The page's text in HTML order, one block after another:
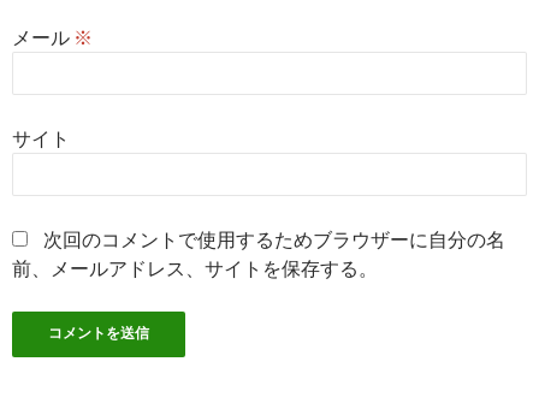
メール ※
サイト
次回のコメントで使用するためブラウザーに自分の名
前、メールアドレス、サイトを保存する。